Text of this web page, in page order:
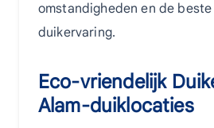
omstandigheden en de
duikervaring.
Eco-vriendelijk
Alam-duiklocaties